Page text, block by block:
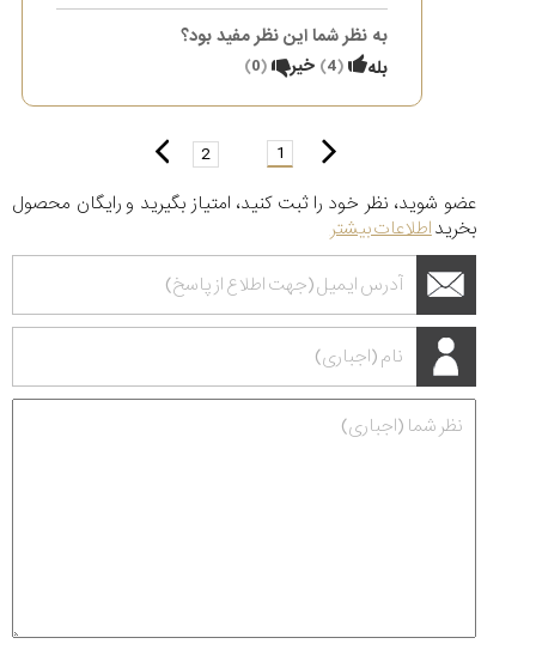
به نظر شما این نظر مفید بود؟
بله
(
4
) خیر (
0
)
2 1
عضو شوید، نظر خود را ثبت کنید، امتیاز بگیرید و رایگان محصول
بخریداطلاعات بیشتر